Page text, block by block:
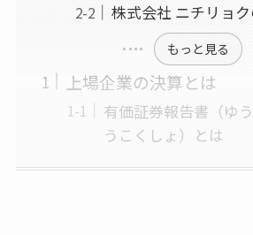
株式会社 ニチリョ
もっと見る
上場企業の決算とは
有価証券報告書（ゆ
うこくしょ）とは